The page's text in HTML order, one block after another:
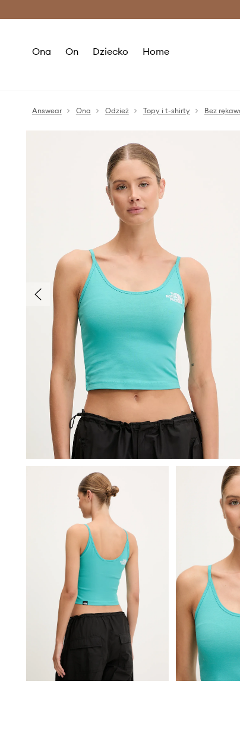
Ona On Dziecko Home
Answear Ona Odzież Topy i t-shirty Bez